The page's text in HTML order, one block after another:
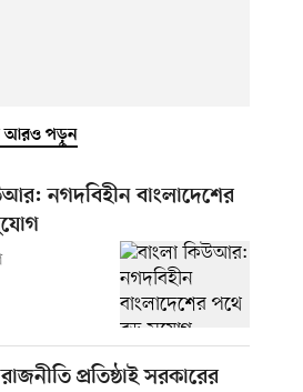
আরও পড়ুন
নগদবিহীন বাংলাদেশের
প্রতিষ্ঠাই সরকারের